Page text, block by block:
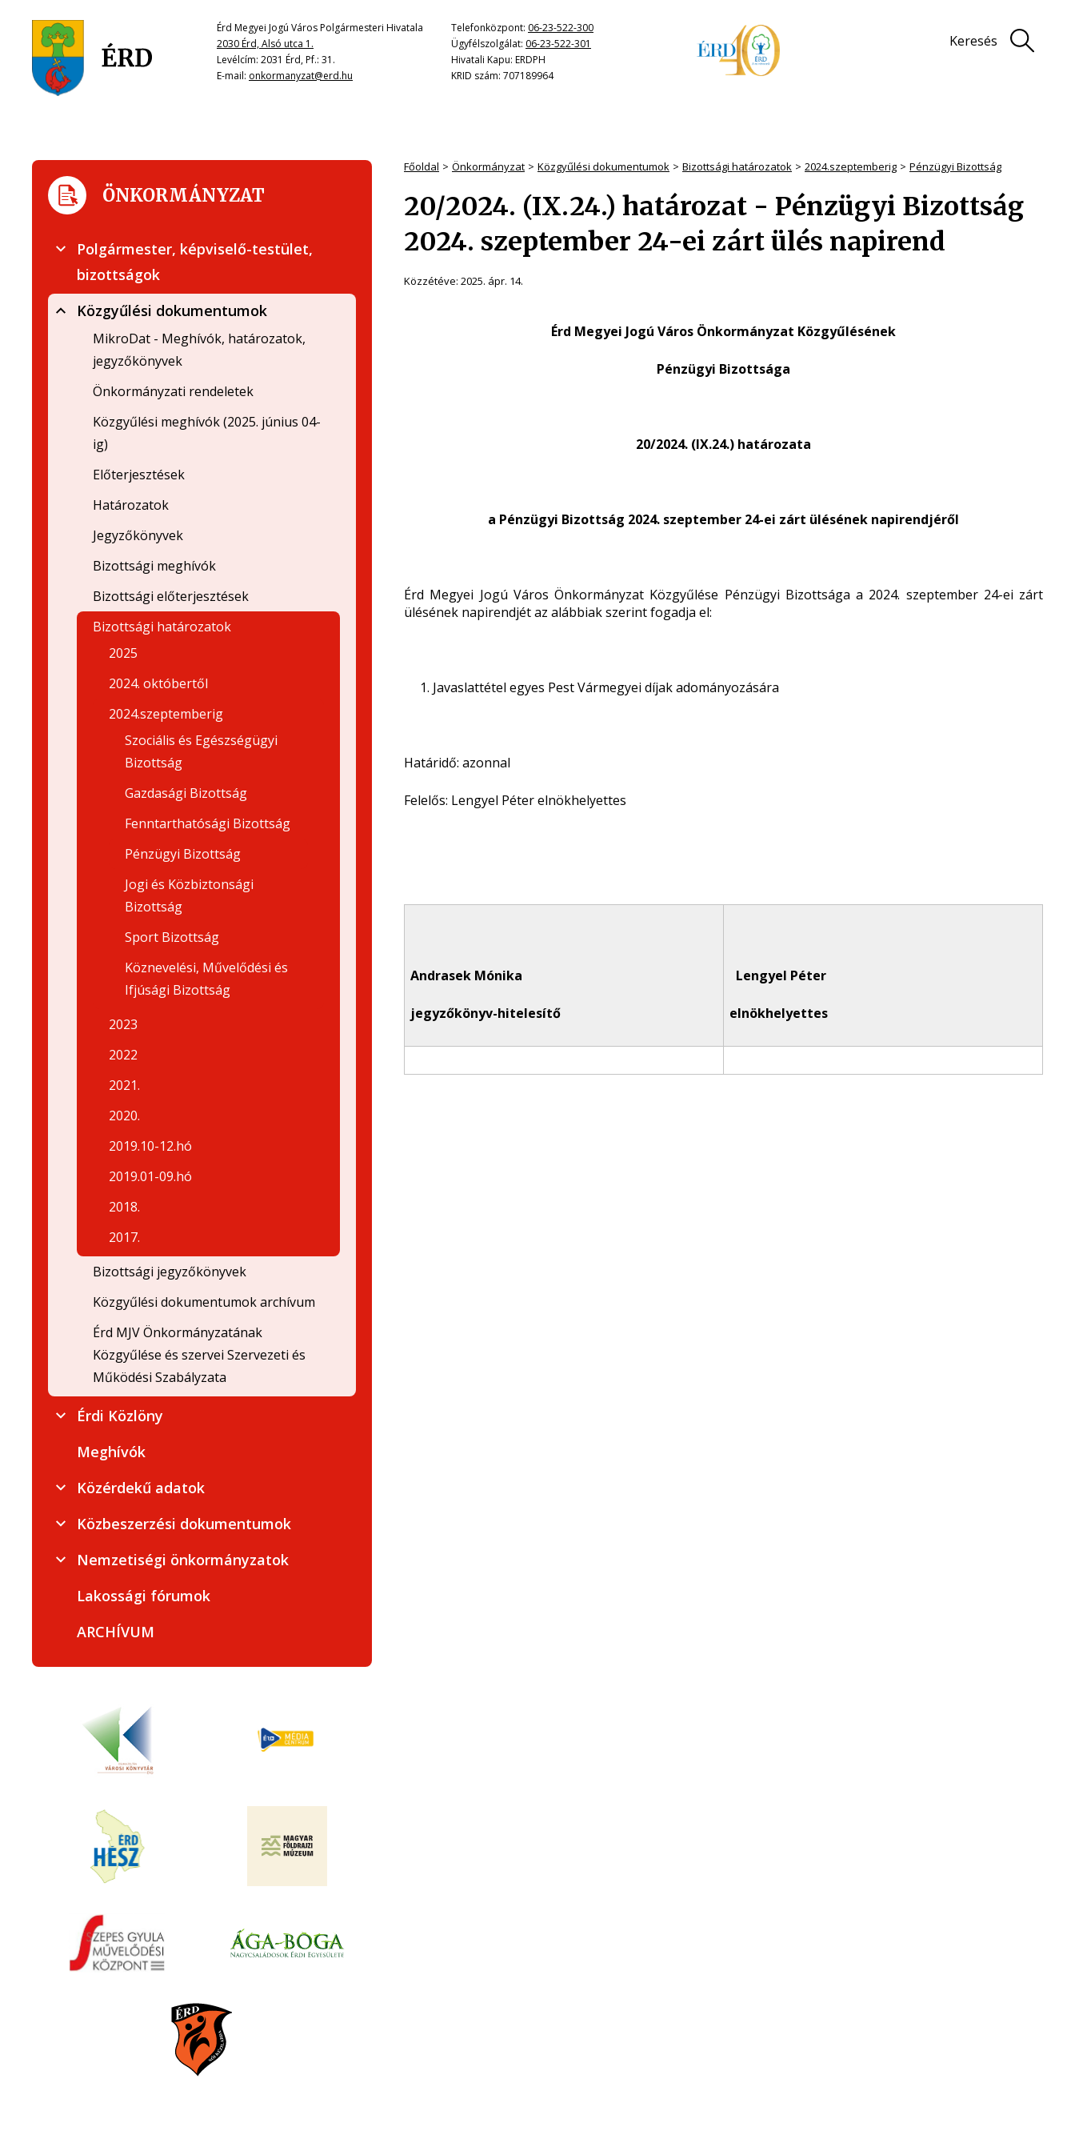
Érd Megyei Jogú Város Polgármesteri Hivatala
2030 Érd, Alsó utca 1.
Levélcím: 2031 Érd, Pf.: 31.
E-mail: onkormanyzat@erd.hu
Telefonközpont: 06-23-522-300
Ügyfélszolgálat: 06-23-522-301
Hivatali Kapu: ERDPH
KRID szám: 707189964
Keresés
Főoldal Önkormányzat Közgyűlési dokumentumok Bizottsági határozatok 2024.szeptemberig Pénzügyi Bizottság
20/2024. (IX.24.) határozat - Pénzügyi Bizottság
2024. szeptember 24-ei zárt ülés napirend
Közzétéve: 2025. ápr. 14.
Érd Megyei Jogú Város Önkormányzat Közgyűlésének
Pénzügyi Bizottsága
20/2024. (IX.24.) határozata
a Pénzügyi Bizottság 2024. szeptember 24-ei zárt ülésének napirendjéről
Érd Megyei Jogú Város Önkormányzat Közgyűlése Pénzügyi Bizottsága a 2024. szeptember 24-ei zárt
ülésének napirendjét az alábbiak szerint fogadja el:
Javaslattétel egyes Pest Vármegyei díjak adományozására
Határidő: azonnal
Felelős: Lengyel Péter elnökhelyettes
Andrasek Mónika
jegyzőkönyv-hitelesítő
Lengyel Péter
elnökhelyettes
ÖNKORMÁNYZAT
Polgármester, képviselő-testület,
bizottságok
Közgyűlési dokumentumok
MikroDat - Meghívók, határozatok,
jegyzőkönyvek
Önkormányzati rendeletek
Közgyűlési meghívók (2025. június 04-
ig)
Előterjesztések
Határozatok
Jegyzőkönyvek
Bizottsági meghívók
Bizottsági előterjesztések
Bizottsági határozatok
2025
2024. októbertől
2024.szeptemberig
Szociális és Egészségügyi
Bizottság
Gazdasági Bizottság
Fenntarthatósági Bizottság
Pénzügyi Bizottság
Jogi és Közbiztonsági
Bizottság
Sport Bizottság
Köznevelési, Művelődési és
Ifjúsági Bizottság
2023
2022
2021.
2020.
2019.10-12.hó
2019.01-09.hó
2018.
2017.
Bizottsági jegyzőkönyvek
Közgyűlési dokumentumok archívum
Érd MJV Önkormányzatának
Közgyűlése és szervei Szervezeti és
Működési Szabályzata
Érdi Közlöny
Meghívók
Közérdekű adatok
Közbeszerzési dokumentumok
Nemzetiségi önkormányzatok
Lakossági fórumok
ARCHÍVUM